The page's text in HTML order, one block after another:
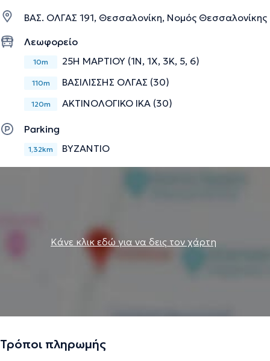
ΒΑΣ. ΟΛΓΑΣ 191, Θεσσαλονίκη, Νομός Θεσσαλονίκης
Λεωφορείο
10m 25Η ΜΑΡΤΙΟΥ (1Ν, 1X, 3Κ, 5, 6)
110m ΒΑΣΙΛΙΣΣΗΣ ΟΛΓΑΣ (30)
120m ΑΚΤΙΝΟΛΟΓΙΚΟ ΙΚΑ (30)
Parking
1,32km ΒΥΖΑΝΤΙΟ
Κάνε κλικ εδώ για να δεις τον χάρτη
Τρόποι πληρωμής